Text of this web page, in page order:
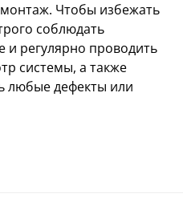
Чтобы избежать
соблюдать
и регулярно проводить
системы, а также
любые дефекты или